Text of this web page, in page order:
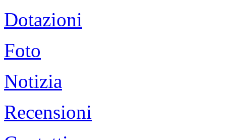
Dotazioni
Foto
Notizia
Recensioni